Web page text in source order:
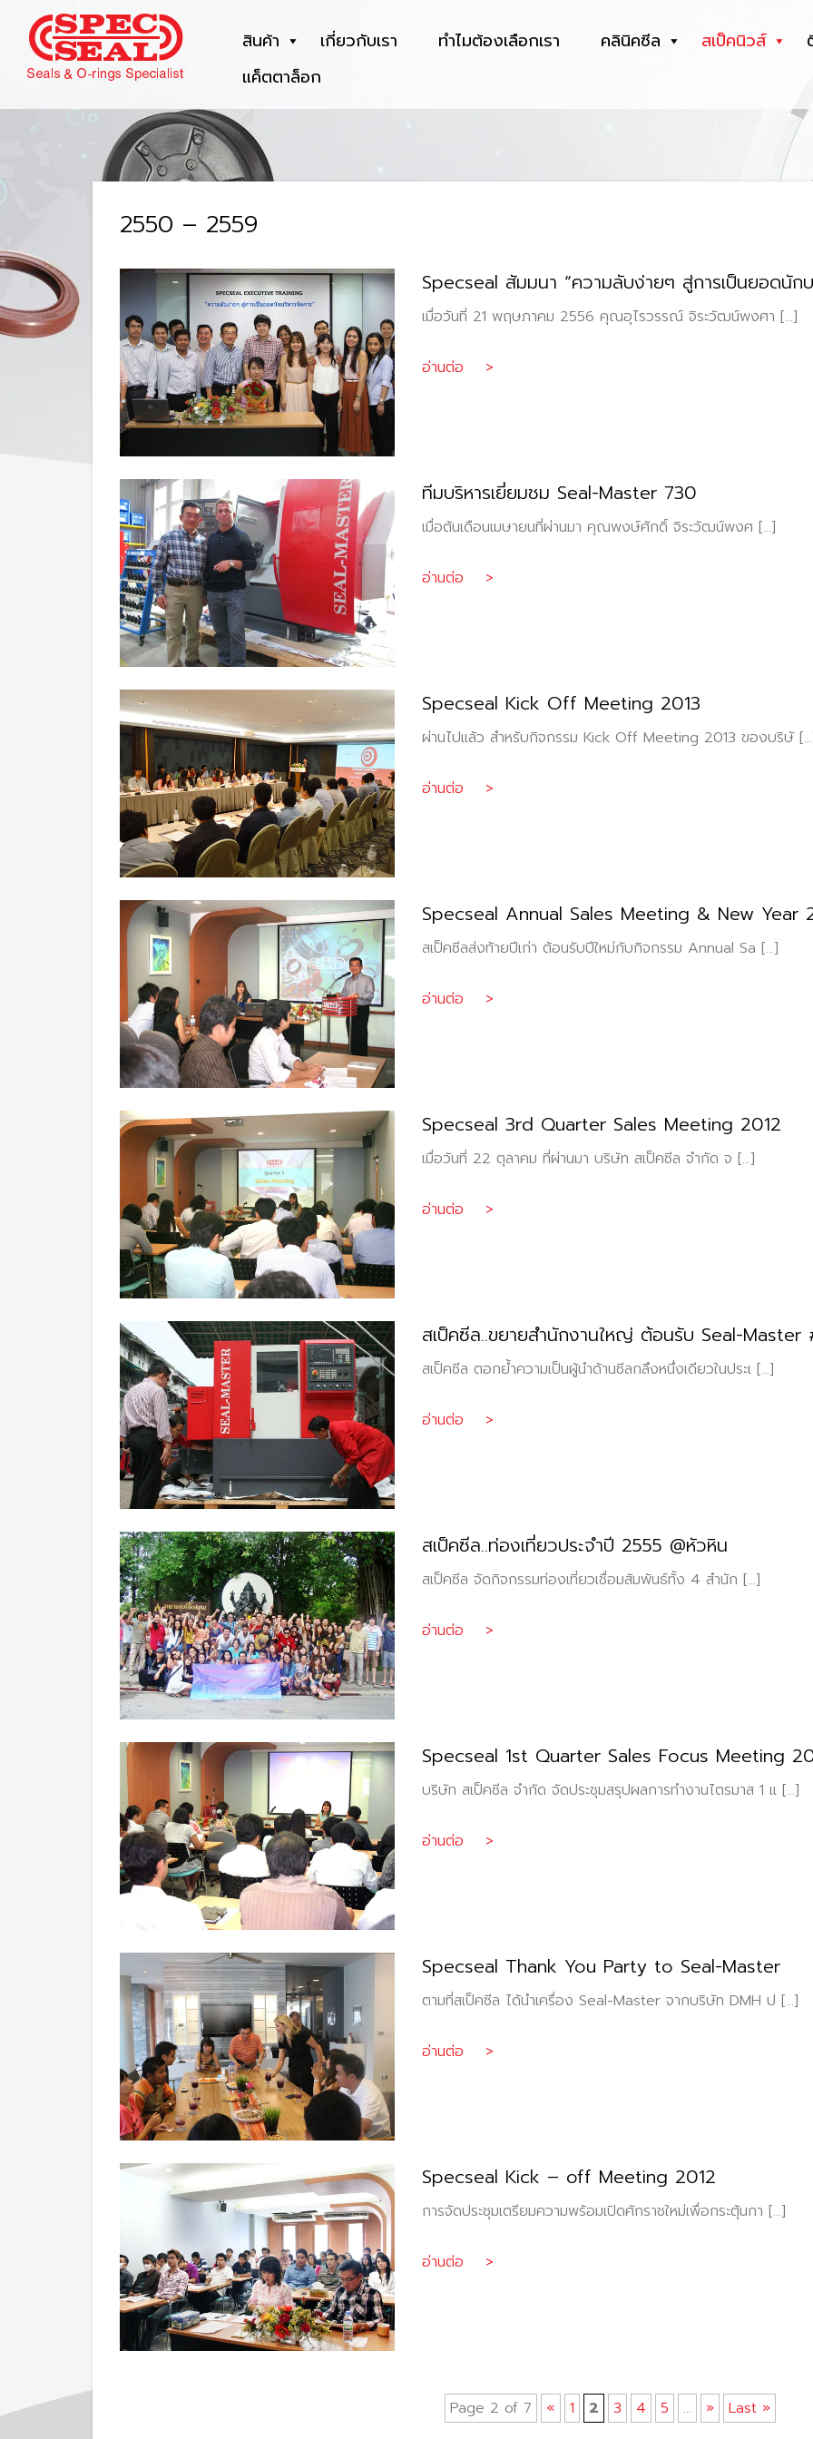
สินค้า เกี่ยวกับเรา ทำไมต้องเลือกเรา คลินิคซีล สเป็คนิวส์
แค็ตตาล็อก
2550 – 2559
Specseal สัมมนา “ความลับง่ายๆ สู่การเป็นยอดนัก
เมื่อวันที่ 21 พฤษภาคม 2556 คุณอุไรวรรณ์ จิระวัฒน์พงศา […]
อ่านต่อ >
ทีมบริหารเยี่ยมชม Seal-Master 730
เมื่อต้นเดือนเมษายนที่ผ่านมา คุณพงษ์ศักดิ์ จิระวัฒน์พงศ […]
อ่านต่อ >
Specseal Kick Off Meeting 2013
ผ่านไปแล้ว สำหรับกิจกรรม Kick Off Meeting 2013 ของบริษั
อ่านต่อ >
Specseal Annual Sales Meeting & New Year
สเป็คซีลส่งท้ายปีเก่า ต้อนรับปีใหม่กับกิจกรรม Annual Sa […]
อ่านต่อ >
Specseal 3rd Quarter Sales Meeting 2012
เมื่อวันที่ 22 ตุลาคม ที่ผ่านมา บริษัท สเป็คซีล จำกัด จ […]
อ่านต่อ >
สเป็คซีล..ขยายสำนักงานใหญ่ ต้อนรับ Seal-Master
สเป็คซีล ตอกย้ำความเป็นผู้นำด้านซีลกลึงหนึ่งเดียวในประเ […]
อ่านต่อ >
สเป็คซีล..ท่องเที่ยวประจำปี 2555 @หัวหิน
สเป็คซีล จัดกิจกรรมท่องเที่ยวเชื่อมสัมพันธ์ทั้ง 4 สำนัก […]
อ่านต่อ >
Specseal 1st Quarter Sales Focus Meeting
บริษัท สเป็คซีล จำกัด จัดประชุมสรุปผลการทำงานไตรมาส 1 แ […]
อ่านต่อ >
Specseal Thank You Party to Seal-Master
ตามที่สเป็คซีล ได้นำเครื่อง Seal-Master จากบริษัท DMH ป […]
อ่านต่อ >
Specseal Kick – off Meeting 2012
การจัดประชุมเตรียมความพร้อมเปิดศักราชใหม่เพื่อกระตุ้นกา […]
อ่านต่อ >
Page 2 of 7 « 1 2 3 4 5 ... » Last »